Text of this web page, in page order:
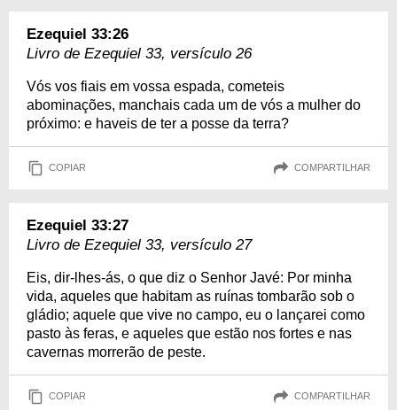
Ezequiel 33:26
Livro de Ezequiel 33, versículo 26
Vós vos fiais em vossa espada, cometeis
abominações, manchais cada um de vós a mulher do
próximo: e haveis de ter a posse da terra?
COPIAR COMPARTILHAR
Ezequiel 33:27
Livro de Ezequiel 33, versículo 27
Eis, dir-lhes-ás, o que diz o Senhor Javé: Por minha
vida, aqueles que habitam as ruínas tombarão sob o
gládio; aquele que vive no campo, eu o lançarei como
pasto às feras, e aqueles que estão nos fortes e nas
cavernas morrerão de peste.
COPIAR COMPARTILHAR